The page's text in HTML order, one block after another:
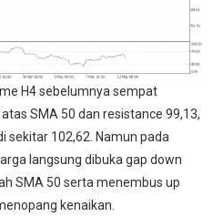
H4 sebelumnya sempat
SMA 50 dan resistance 99,13,
sekitar 102,62. Namun pada
langsung dibuka gap down
SMA 50 serta menembus up
kenaikan.